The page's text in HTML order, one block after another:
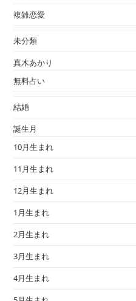
複雑恋愛
未分類
真木あかり
無料占い
結婚
誕生月
10月生まれ
11月生まれ
12月生まれ
1月生まれ
2月生まれ
3月生まれ
4月生まれ